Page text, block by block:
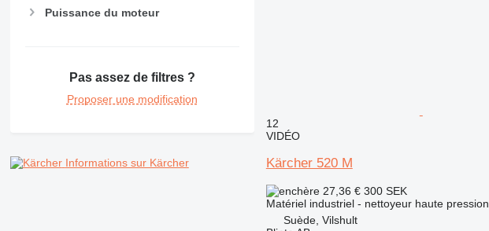
Puissance du moteur
Pas assez de filtres ?
Proposer une modification
Informations sur Kärcher
12
VIDÉO
Kärcher 520 M
27,36 € 300 SEK
Matériel industriel - nettoyeur haute pression
Suède, Vilshult